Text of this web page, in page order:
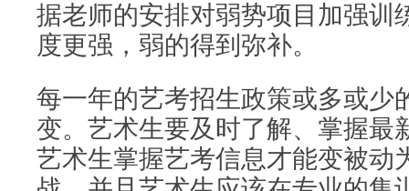
据老师的安排对弱势项目加强训
度更强，弱的得到弥补。
每一年的艺考招生政策或多或少
变。艺术生要及时了解、掌握最
艺术生掌握艺考信息才能变被动